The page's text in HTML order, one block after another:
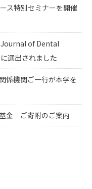
ス特別セミナーを開催
Journal of Dental
選出されました
係機関ご一行が本学を
金 ご寄附のご案内